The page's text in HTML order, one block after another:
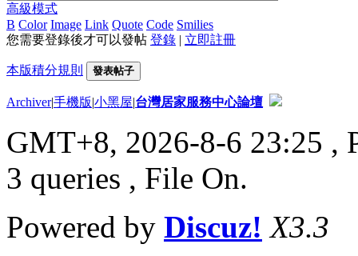
高級模式
B Color Image Link Quote Code Smilies
您需要登錄後才可以發帖 登錄 | 立即註冊
本版積分規則 發表帖子
Archiver|手機版|小黑屋|台灣居家服務中心論壇
GMT+8, 2026-8-6 23:25 ,
3 queries , File On.
Powered by Discuz! X3.3